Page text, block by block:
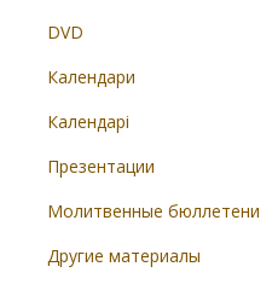
DVD
Календари
Календарі
Презентации
Молитвенные бюллетени
Другие материалы